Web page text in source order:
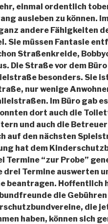
einmal ordentlich
ausleben zu können.
andere Fähigkeiten
Sie müssen Fantasie
Straßenkreide,
Die Straße vor dem
besonders. Sie
nur wenige
Im Büro gab es
dort auch die
und auch die
auf den nächsten
hat dem
Termine “zur Probe”
drei Termine auswerten
beantragen. Hoffentlich
die
die
haben, können sich